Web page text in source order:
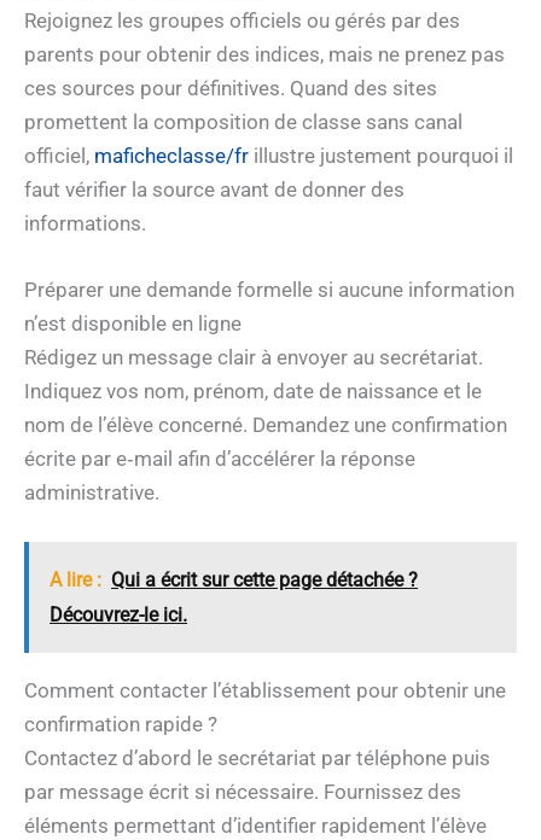
Rejoignez les groupes officiels ou gérés par des
parents pour obtenir des indices, mais ne prenez pas
ces sources pour définitives. Quand des sites
promettent la composition de classe sans canal
officiel, maficheclasse/fr illustre justement pourquoi il
faut vérifier la source avant de donner des
informations.
Préparer une demande formelle si aucune information
n’est disponible en ligne
Rédigez un message clair à envoyer au secrétariat.
Indiquez vos nom, prénom, date de naissance et le
nom de l’élève concerné. Demandez une confirmation
écrite par e‑mail afin d’accélérer la réponse
administrative.
A lire : Qui a écrit sur cette page détachée ?
Découvrez-le ici.
Comment contacter l’établissement pour obtenir une
confirmation rapide ?
Contactez d’abord le secrétariat par téléphone puis
par message écrit si nécessaire. Fournissez des
éléments permettant d’identifier rapidement l’élève